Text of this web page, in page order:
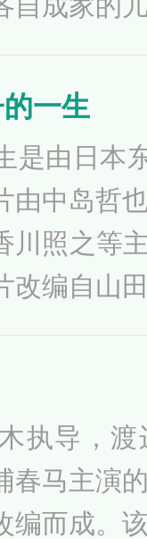
本片导演
家庭制度
联结一个
活姿态。
一生
是由日本
由中岛哲
川照之等
改编自山
，在读小
首映式上
松子而成
执导，
春马主演
编而成。